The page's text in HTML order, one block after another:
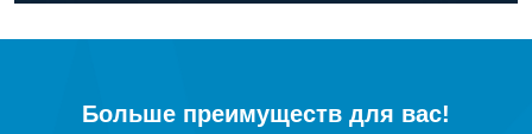
Больше преимуществ для вас!